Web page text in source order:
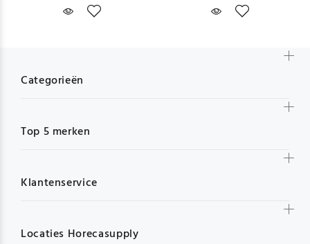
Categorieën
Top 5 merken
Klantenservice
Locaties Horecasupply